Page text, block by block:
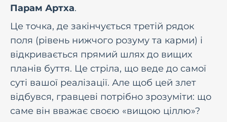
Парам Артха.
Це точка, де закінчується третій рядок
поля (рівень нижчого розуму та карми) і
відкривається прямий шлях до вищих
планів буття. Це стріла, що веде до самої
суті вашої реалізації. Але щоб цей злет
відбувся, гравцеві потрібно зрозуміти: що
саме він вважає своєю «вищою ціллю»?